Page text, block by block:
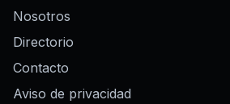
Nosotros
Directorio
Contacto
Aviso de privacidad